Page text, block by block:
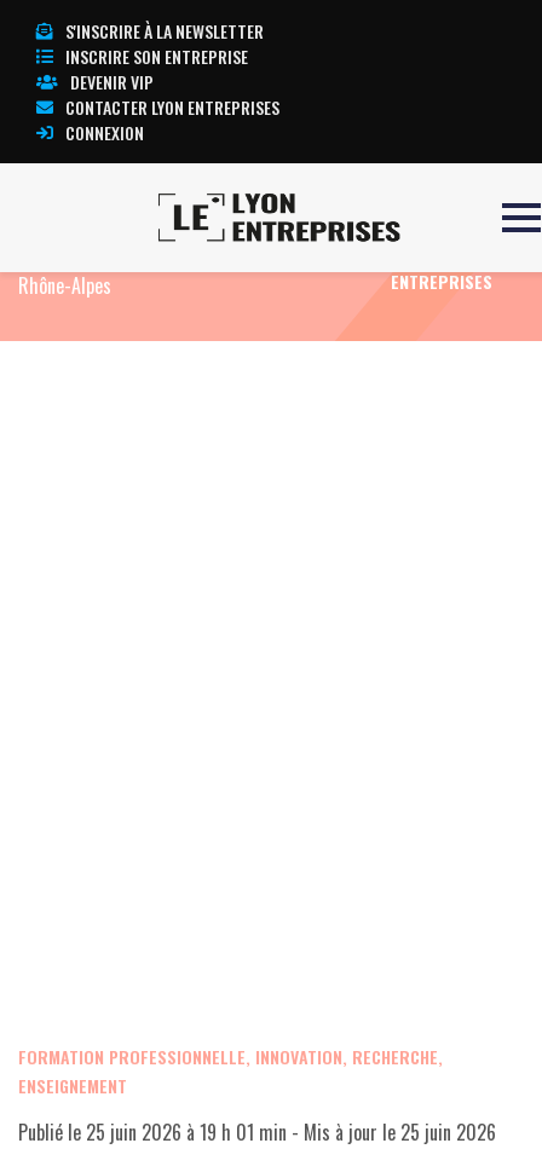
S'INSCRIRE À LA NEWSLETTER
INSCRIRE SON ENTREPRISE
DEVENIR VIP
CONTACTER LYON ENTREPRISES
CONNEXION
Reconversion professionnelle : 96 % des
Rhône-Alpes
TOUTE
ENTREPRISES
FORMATION PROFESSIONNELLE, INNOVATION, RECHERCHE,
ENSEIGNEMENT
Publié le 25 juin 2026 à 19 h 01 min - Mis à jour le 25 juin 2026